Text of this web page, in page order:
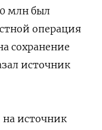
млн был
операция
сохранение
источник
источник